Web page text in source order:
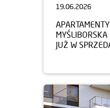
19.06.2026
APARTAMENTY
MYŚLIBORSKA
JUŻ W